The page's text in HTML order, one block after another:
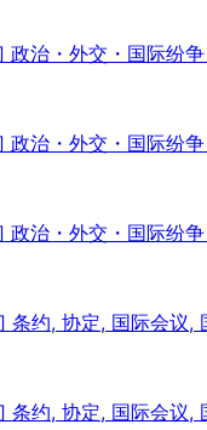
政治・外交・国际
政治・外交・国际纷
政治・外交・国际
条约, 协定, 国际会
条约, 协定, 国际会